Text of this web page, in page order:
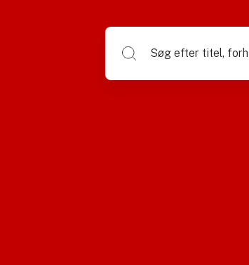
Søg efter titel,